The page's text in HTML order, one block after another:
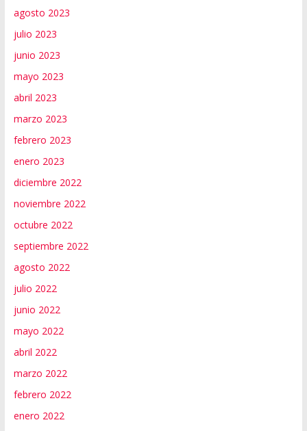
agosto 2023
julio 2023
junio 2023
mayo 2023
abril 2023
marzo 2023
febrero 2023
enero 2023
diciembre 2022
noviembre 2022
octubre 2022
septiembre 2022
agosto 2022
julio 2022
junio 2022
mayo 2022
abril 2022
marzo 2022
febrero 2022
enero 2022